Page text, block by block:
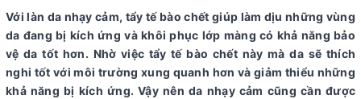
Với làn da nhạy cảm, tẩy tế bào chết giúp làm dịu những vùng
da đang bị kích ứng và khôi phục lớp màng có khả năng bảo
vệ da tốt hơn. Nhờ việc tẩy tế bào chết này mà da sẽ thích
nghi tốt với môi trường xung quanh hơn và giảm thiểu những
khả năng bị kích ứng. Vậy nên da nhạy cảm cũng cần được